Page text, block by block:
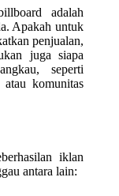
adalah
Apakah untuk
penjualan,
juga siapa
seperti
komunitas
iklan
antara lain: